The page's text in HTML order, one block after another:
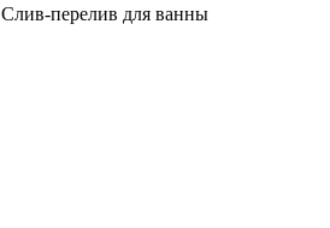
Слив-перелив для ванны